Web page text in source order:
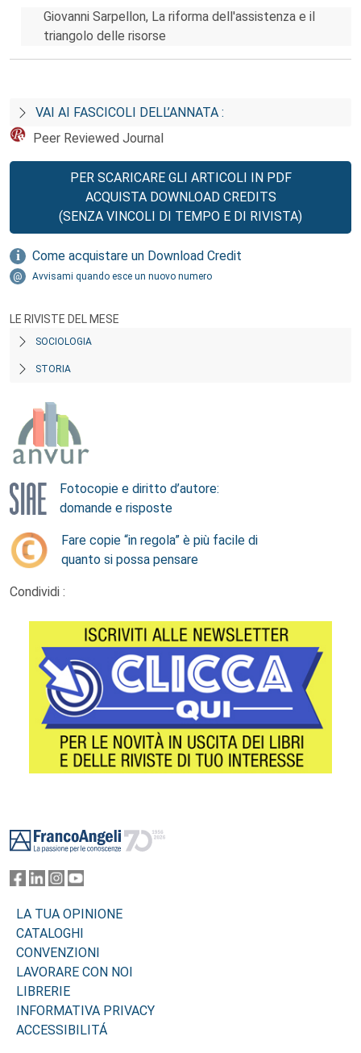
Giovanni Sarpellon, La riforma dell'assistenza e il
triangolo delle risorse
VAI AI FASCICOLI DELL’ANNATA :
Peer Reviewed Journal
PER SCARICARE GLI ARTICOLI IN PDF
ACQUISTA DOWNLOAD CREDITS
(SENZA VINCOLI DI TEMPO E DI RIVISTA)
Come acquistare un Download Credit
Avvisami quando esce un nuovo numero
LE RIVISTE DEL MESE
SOCIOLOGIA
STORIA
Fotocopie e diritto d’autore:
domande e risposte
Fare copie “in regola” è più facile di
quanto si possa pensare
Condividi :
LA TUA OPINIONE
CATALOGHI
CONVENZIONI
LAVORARE CON NOI
LIBRERIE
INFORMATIVA PRIVACY
ACCESSIBILITÁ